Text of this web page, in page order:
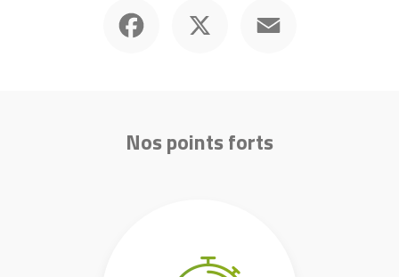
Nos points forts